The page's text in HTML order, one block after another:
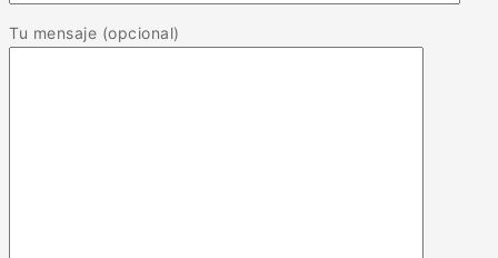
Tu mensaje (opcional)